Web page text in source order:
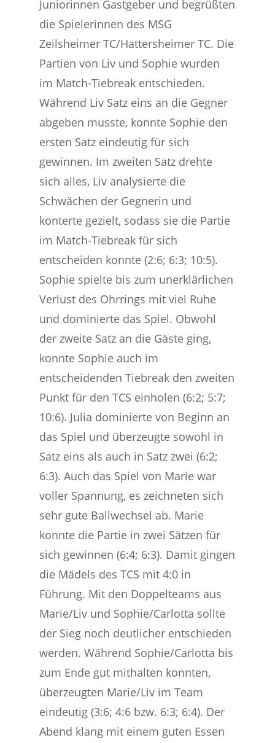
Juniorinnen Gastgeber und begrüßten
die Spielerinnen des MSG
Zeilsheimer TC/Hattersheimer TC. Die
Partien von Liv und Sophie wurden
im Match-Tiebreak entschieden.
Während Liv Satz eins an die Gegner
abgeben musste, konnte Sophie den
ersten Satz eindeutig für sich
gewinnen. Im zweiten Satz drehte
sich alles, Liv analysierte die
Schwächen der Gegnerin und
konterte gezielt, sodass sie die Partie
im Match-Tiebreak für sich
entscheiden konnte (2:6; 6:3; 10:5).
Sophie spielte bis zum unerklärlichen
Verlust des Ohrrings mit viel Ruhe
und dominierte das Spiel. Obwohl
der zweite Satz an die Gäste ging,
konnte Sophie auch im
entscheidenden Tiebreak den zweiten
Punkt für den TCS einholen (6:2; 5:7;
10:6). Julia dominierte von Beginn an
das Spiel und überzeugte sowohl in
Satz eins als auch in Satz zwei (6:2;
6:3). Auch das Spiel von Marie war
voller Spannung, es zeichneten sich
sehr gute Ballwechsel ab. Marie
konnte die Partie in zwei Sätzen für
sich gewinnen (6:4; 6:3). Damit gingen
die Mädels des TCS mit 4:0 in
Führung. Mit den Doppelteams aus
Marie/Liv und Sophie/Carlotta sollte
der Sieg noch deutlicher entschieden
werden. Während Sophie/Carlotta bis
zum Ende gut mithalten konnten,
überzeugten Marie/Liv im Team
eindeutig (3:6; 4:6 bzw. 6:3; 6:4). Der
Abend klang mit einem guten Essen